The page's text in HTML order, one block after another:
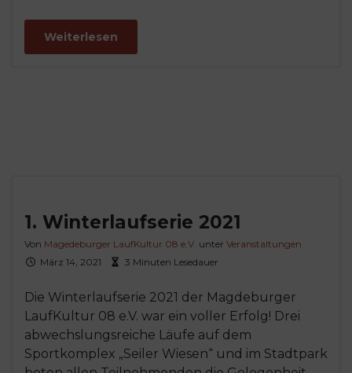
Weiterlesen
1. Winterlaufserie 2021
Von Magedeburger LaufKultur 08 e.V. unter Veranstaltungen
März 14, 2021
3 Minuten Lesedauer
Die Winterlaufserie 2021 der Magdeburger
LaufKultur 08 e.V. war ein voller Erfolg! Drei
abwechslungsreiche Läufe auf dem
Sportkomplex „Seiler Wiesen“ und im Stadtpark